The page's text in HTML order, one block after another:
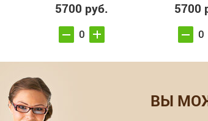
5700 руб. 5700
ВЫ